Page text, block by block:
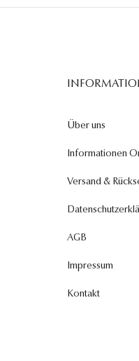
Über uns
Informationen
Versand &
AGB
Impressum
Kontakt